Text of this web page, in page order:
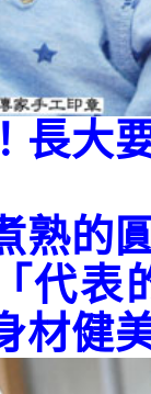
長大
熟的
代表
材健